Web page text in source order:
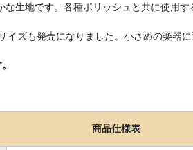
な生地です。各種ポリッシュと共に使用
イズも発売になりました。小さめの楽器
商品仕様表